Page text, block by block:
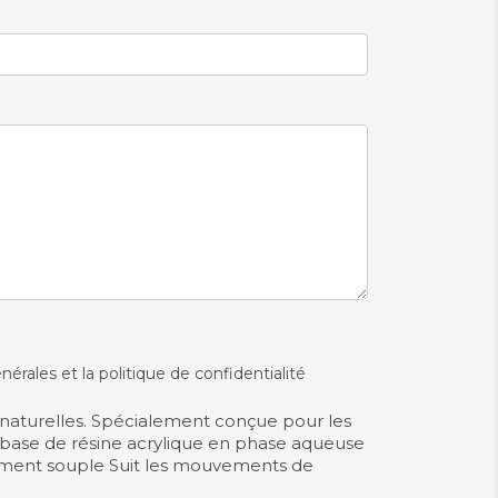
et la politique de confidentialité
Spécialement conçue pour les
de résine acrylique en phase aqueuse
souple Suit les mouvements de